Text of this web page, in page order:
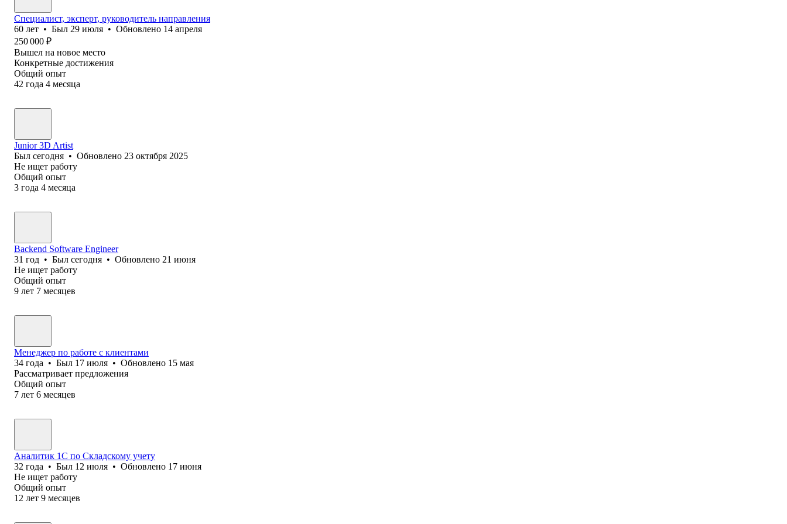
Специалист, эксперт, руководитель направления
60 лет • Был 29 июля • Обновлено 14 апреля
250 000 ₽
Вышел на новое место
Конкретные достижения
Общий опыт
42 года 4 месяца
Junior 3D Artist
Был сегодня • Обновлено 23 октября 2025
Не ищет работу
Общий опыт
3 года 4 месяца
Backend Software Engineer
31 год • Был сегодня • Обновлено 21 июня
Не ищет работу
Общий опыт
9 лет 7 месяцев
Менеджер по работе с клиентами
34 года • Был 17 июля • Обновлено 15 мая
Рассматривает предложения
Общий опыт
7 лет 6 месяцев
Аналитик 1С по Складскому учету
32 года • Был 12 июля • Обновлено 17 июня
Не ищет работу
Общий опыт
12 лет 9 месяцев